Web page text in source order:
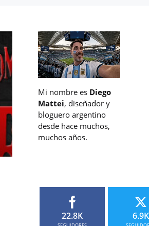
Mi nombre es Diego
Mattei, diseñador y
bloguero argentino
desde hace muchos,
muchos años.
22.8K 6.9K